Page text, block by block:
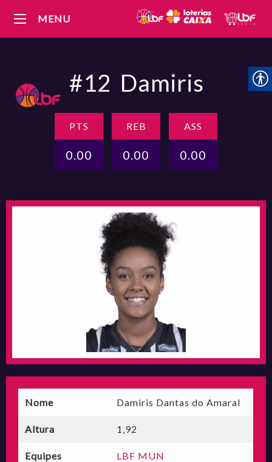
MENU
#12 Damiris
PTS
0.00
REB
0.00
ASS
0.00
Nome Damiris Dantas do Amaral
Altura 1,92
Equipes LBF MUN